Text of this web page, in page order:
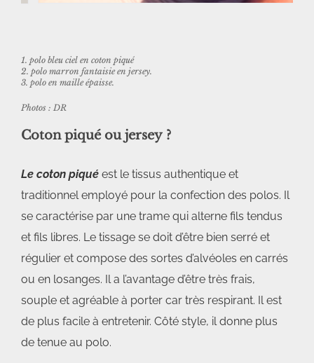
1. polo bleu ciel en coton piqué
2. polo marron fantaisie en jersey.
3. polo en maille épaisse.
Photos : DR
Coton piqué ou jersey ?
Le coton piqué est le tissus authentique et
traditionnel employé pour la confection des polos. Il
se caractérise par une trame qui alterne fils tendus
et fils libres. Le tissage se doit d’être bien serré et
régulier et compose des sortes d’alvéoles en carrés
ou en losanges. Il a l’avantage d’être très frais,
souple et agréable à porter car très respirant. Il est
de plus facile à entretenir. Côté style, il donne plus
de tenue au polo.